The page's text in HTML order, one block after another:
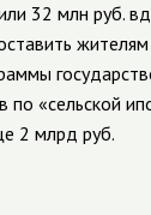
32 млн руб.
«сельской
2 млрд руб.